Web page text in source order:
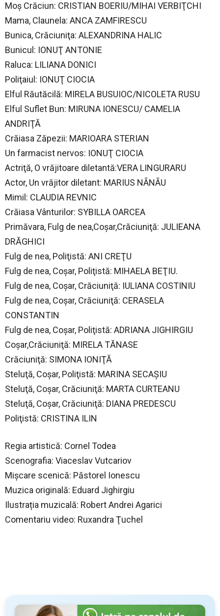
Moş Crăciun: CRISTIAN BOERIU/MIHAI VERBIŢCHI
Mama, Claunela: ANCA ZAMFIRESCU
Bunica, Crăciuniţa: ALEXANDRINA HALIC
Bunicul: IONUŢ ANTONIE
Raluca: LILIANA DONICI
Poliţaiul: IONUŢ CIOCIA
Elful Răutăcilă: MIRELA BUSUIOC/NICOLETA RUSU
Elful Suflet Bun: MIRUNA IONESCU/ CAMELIA
ANDRIŢĂ
Crăiasa Zăpezii: MARIOARA STERIAN
Un farmacist nervos: IONUŢ CIOCIA
Actriţă, O vrăjitoare diletantă:VERA LINGURARU
Actor, Un vrăjitor diletant: MARIUS NÃNÃU
Mimil: CLAUDIA REVNIC
Crăiasa Vânturilor: SYBILLA OARCEA
Primăvara, Fulg de nea,Coşar,Crăciuniţă: JULIEANA
DRĂGHICI
Fulg de nea, Poliţistă: ANI CREŢU
Fulg de nea, Coşar, Poliţistă: MIHAELA BEŢIU.
Fulg de nea, Coşar, Crăciuniţă: IULIANA COSTINIU
Fulg de nea, Coşar, Crăciuniţă: CERASELA
CONSTANTIN
Fulg de nea, Coşar, Poliţistă: ADRIANA JIGHIRGIU
Coşar,Crăciuniţă: MIRELA TĂNASE
Crăciuniţă: SIMONA IONIŢĂ
Steluţă, Coşar, Poliţistă: MARINA SECAŞIU
Steluţă, Coşar, Crăciuniţă: MARTA CURTEANU
Steluţă, Coşar, Crăciuniţă: DIANA PREDESCU
Poliţistă: CRISTINA ILIN
Regia artistică: Cornel Todea
Scenografia: Viaceslav Vutcariov
Mişcare scenică: Păstorel Ionescu
Muzica originală: Eduard Jighirgiu
Ilustrația muzicală: Robert Andrei Agarici
Comentariu video: Ruxandra Ţuchel